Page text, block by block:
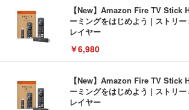
【New】Amazon Fire TV Stick
ーミングをはじめよう | ストリ
レイヤー
￥6,980
【New】Amazon Fire TV Stick
ーミングをはじめよう | ストリ
レイヤー